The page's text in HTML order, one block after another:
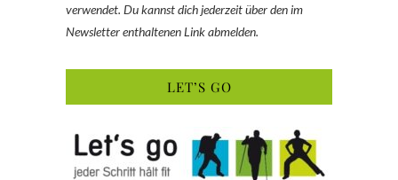
verwendet. Du kannst dich jederzeit über den im
Newsletter enthaltenen Link abmelden.
LET’S GO